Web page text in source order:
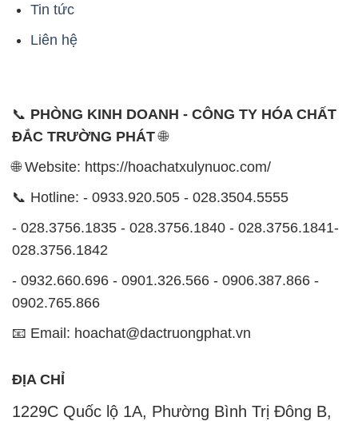
Tin tức
Liên hệ
📞 PHÒNG KINH DOANH - CÔNG TY HÓA CHẤT
ĐẮC TRƯỜNG PHÁT🌐
🌐 Website: https://hoachatxulynuoc.com/
📞 Hotline: - 0933.920.505 - 028.3504.5555
- 028.3756.1835 - 028.3756.1840 - 028.3756.1841-
028.3756.1842
- 0932.660.696 - 0901.326.566 - 0906.387.866 -
0902.765.866
📧 Email: hoachat@dactruongphat.vn
ĐỊA CHỈ
1229C Quốc lộ 1A, Phường Bình Trị Đông B,